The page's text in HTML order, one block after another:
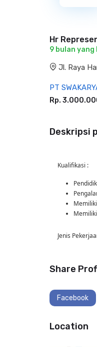
Hr
9 bulan yang
Jl. Raya
PT
Rp.
Deskripsi
Kualifikasi :
Jenis
Share
Facebook
Location